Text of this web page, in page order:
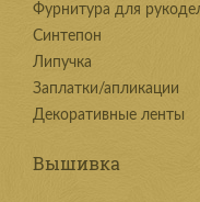
Фурнитура для
Синтепон
Липучка
Заплатки/апликации
Декоративные ленты
Вышивка